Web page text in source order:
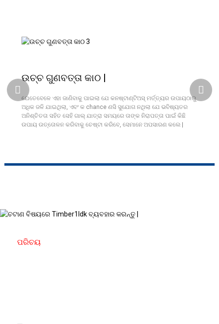
ଉଚ୍ଚ ଗୁଣବତ୍ତା କାଠ |
ଯେତେବେଳେ ଏହା ଜାଣିବାକୁ ପାଇଲା ଯେ କନଷ୍ଟାଣ୍ଟିଅସ୍ ମର୍ତ୍ତ୍ୟର ଉପାୟଠାରୁ
ଅଧିକ ଜଳି ଯାଇଥିଲା, ଏବଂ କ chance ଣସି ସୁଯୋଗ ନଥିଲା ଯେ ଭବିଷ୍ୟତର
ଅନିଶ୍ଚିତତା ସହିତ ସେହି ଗାଲ୍ ଯାତ୍ରା ସମୟରେ ତାଙ୍କ ନିରାପତ୍ତା ପାଇଁ କିଛି
ଉପାୟ ଉତ୍ତୋଳନ କରିବାକୁ ଚେଷ୍ଟା କରିବେ, ସେମାନେ ଅପସାରଣ କଲେ |
ପରିଚୟ